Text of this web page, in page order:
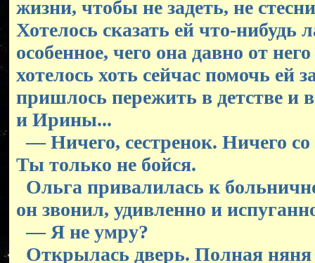
жизни, чтобы не задеть, не
Хотелось сказать ей что-нибудь
особенное, чего она давно от
хотелось хоть сейчас помочь ей
пришлось пережить в детстве и
и Ирины...
— Ничего, сестренок. Ничего со
Ты только не бойся.
Ольга привалилась к
он звонил, удивленно и
— Я не умру?
Открылась дверь. Полная няня